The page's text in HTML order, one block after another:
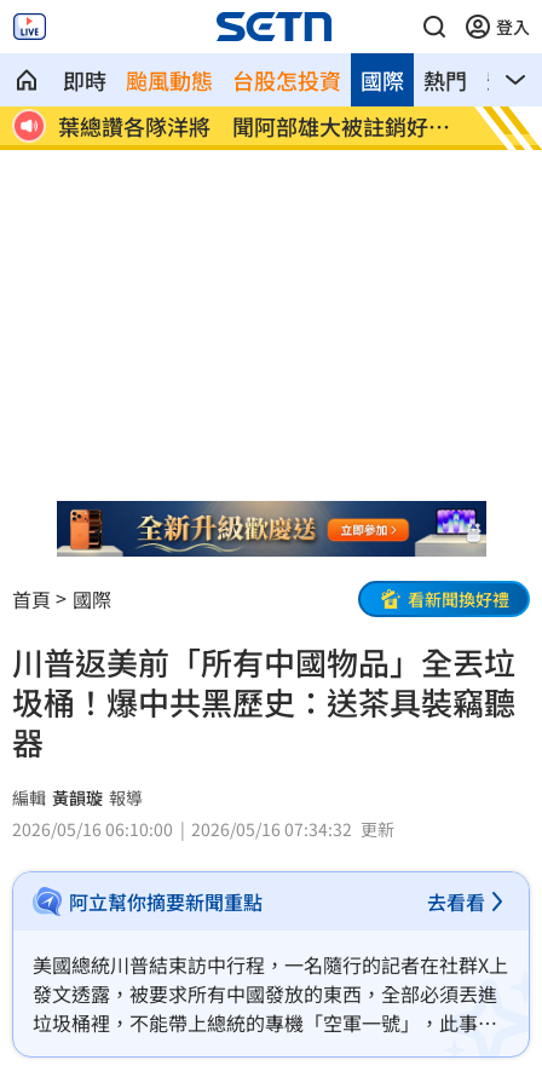
登入
即時 颱風動態 台股怎投資 熱門 影音
國際
葉總讚各隊洋將 聞阿部雄大被註銷好吃
驚
粉專
元
首頁 國際 看新聞換好禮
川普返美前「所有中國物品」全丟垃
圾桶！爆中共黑歷史：送茶具裝竊聽
器
編輯 黃韻璇 報導
2026/05/16 06:10:00
2026/05/16 07:34:32 更新
阿立幫你摘要新聞重點 去看看
美國總統川普結束訪中行程，一名隨行的記者在社群X上
發文透露，被要求所有中國發放的東西，全部必須丟進
垃圾桶裡，不能帶上總統的專機「空軍一號」，此事現
在在網路傳開引發熱議。就有人點出關鍵原因，提到中